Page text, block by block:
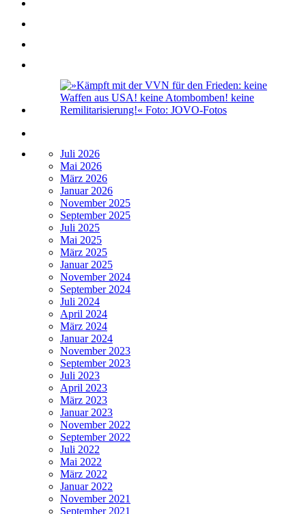
Juli 2026
Mai 2026
März 2026
Januar 2026
November 2025
September 2025
Juli 2025
Mai 2025
März 2025
Januar 2025
November 2024
September 2024
Juli 2024
April 2024
März 2024
Januar 2024
November 2023
September 2023
Juli 2023
April 2023
März 2023
Januar 2023
November 2022
September 2022
Juli 2022
Mai 2022
März 2022
Januar 2022
November 2021
September 2021